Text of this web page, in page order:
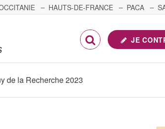
HAUTS-DE-FRANCE PACA
JE
de la Recherche 2023